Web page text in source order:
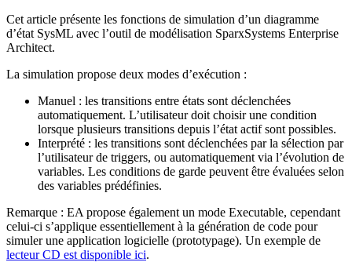
Cet article présente les fonctions de simulation d’un diagramme
d’état SysML avec l’outil de modélisation SparxSystems Enterprise
Architect.
La simulation propose deux modes d’exécution :
Manuel : les transitions entre états sont déclenchées
automatiquement. L’utilisateur doit choisir une condition
lorsque plusieurs transitions depuis l’état actif sont possibles.
Interprété : les transitions sont déclenchées par la sélection par
l’utilisateur de triggers, ou automatiquement via l’évolution de
variables. Les conditions de garde peuvent être évaluées selon
des variables prédéfinies.
Remarque : EA propose également un mode Executable, cependant
celui-ci s’applique essentiellement à la génération de code pour
simuler une application logicielle (prototypage). Un exemple de
lecteur CD est disponible ici.